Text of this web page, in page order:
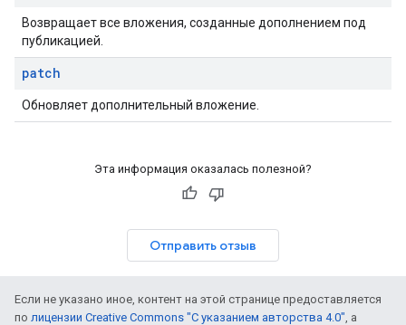
Возвращает все вложения, созданные дополнением под
публикацией.
patch
Обновляет дополнительный вложение.
Эта информация оказалась полезной?
Отправить отзыв
Если не указано иное, контент на этой странице предоставляется
по лицензии Creative Commons "С указанием авторства 4.0", а